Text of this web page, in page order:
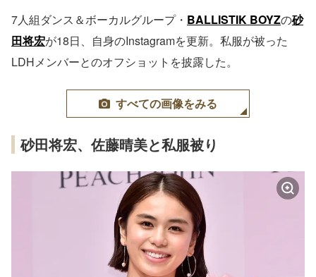
7人組ダンス＆ボーカルグループ・ BALLISTIK BOYZの砂
田将宏が18日、自身のInstagramを更新。私服が被った
LDHメンバーとのオフショットを披露した。
すべての画像をみる
砂田将宏、佐藤晴美と私服被り